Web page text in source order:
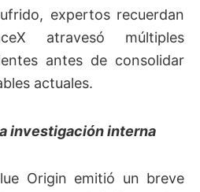
expertos recuerdan
atravesó múltiples
antes de consolidar
actuales.
investigación interna
Origin emitió un breve